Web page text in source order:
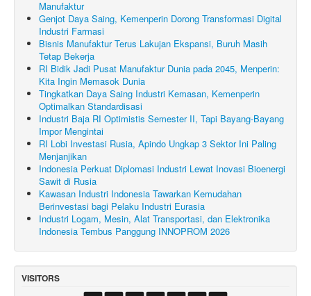
Manufaktur
Genjot Daya Saing, Kemenperin Dorong Transformasi Digital
Industri Farmasi
Bisnis Manufaktur Terus Lakujan Ekspansi, Buruh Masih
Tetap Bekerja
RI Bidik Jadi Pusat Manufaktur Dunia pada 2045, Menperin:
Kita Ingin Memasok Dunia
Tingkatkan Daya Saing Industri Kemasan, Kemenperin
Optimalkan Standardisasi
Industri Baja RI Optimistis Semester II, Tapi Bayang-Bayang
Impor Mengintai
RI Lobi Investasi Rusia, Apindo Ungkap 3 Sektor Ini Paling
Menjanjikan
Indonesia Perkuat Diplomasi Industri Lewat Inovasi Bioenergi
Sawit di Rusia
Kawasan Industri Indonesia Tawarkan Kemudahan
Berinvestasi bagi Pelaku Industri Eurasia
Industri Logam, Mesin, Alat Transportasi, dan Elektronika
Indonesia Tembus Panggung INNOPROM 2026
VISITORS